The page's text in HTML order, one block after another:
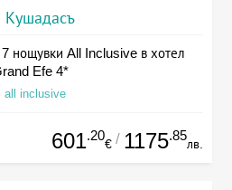
Кушадасъ
нощувки All Inclusive в хотел
Efe 4*
all inclusive
601.20
€ / 1175.85
лв.